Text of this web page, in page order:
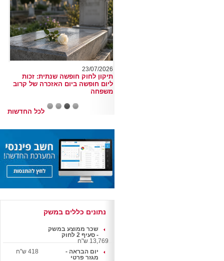
23/07/2026
תיקון לחוק חופשה שנתית: זכות
ליום חופשה ביום האזכרה של קרוב
משפחה
לכל החדשות
נתונים כללים במשק
שכר ממוצע במשק
- סעיף 2 לחוק
13,769 ש"ח
יום הבראה -
מגזר פרטי
418 ש"ח